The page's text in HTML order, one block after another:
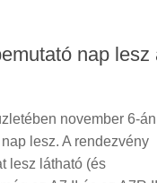
nap lesz
november 6-
lesz. A rendezvény
lesz látható (és